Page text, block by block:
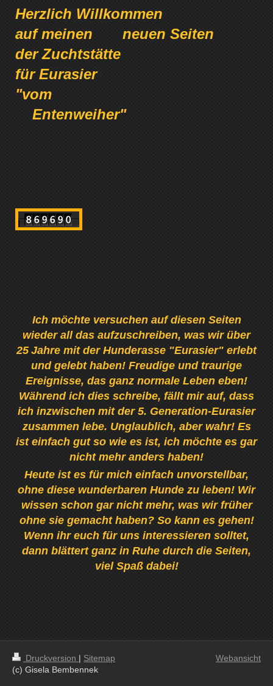
Herzlich Willkommen
auf meinen neuen Seiten
der Zuchtstätte
für Eurasier
"vom
Entenweiher"
Ich möchte versuchen auf diesen Seiten
wieder all das aufzuschreiben, was wir über
25 Jahre mit der Hunderasse "Eurasier" erlebt
und gelebt haben! Freudige und traurige
Ereignisse, das ganz normale Leben eben!
Während ich dies schreibe, fällt mir auf, dass
ich inzwischen mit der 5. Generation-Eurasier
zusammen lebe. Unglaublich, aber wahr! Es
ist einfach gut so wie es ist, ich möchte es gar
nicht mehr anders haben!
Heute ist es für mich einfach unvorstellbar,
ohne diese wunderbaren Hunde zu leben! Wir
wissen schon gar nicht mehr, was wir früher
ohne sie gemacht haben? So kann es gehen!
Wenn ihr euch für uns interessieren solltet,
dann blättert ganz in Ruhe durch die Seiten,
viel Spaß dabei!
Druckversion | Sitemap
(c) Gisela Bembennek
Webansicht